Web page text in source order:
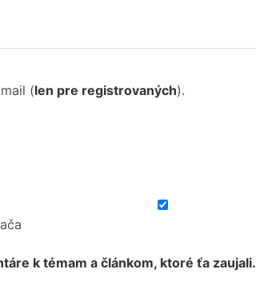
(len pre registrovaných).
k témam a článkom, ktoré ťa zaujali.